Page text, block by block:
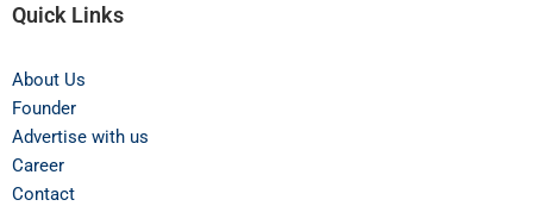
Quick Links
About Us
Founder
Advertise with us
Career
Contact